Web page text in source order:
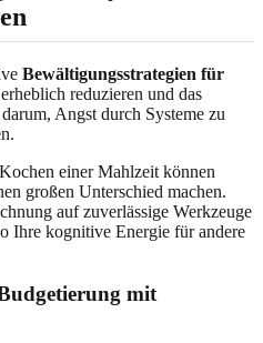
Bewältigungsstrategien für
reduzieren und das
Angst durch Systeme zu
einer Mahlzeit können
großen Unterschied machen.
auf zuverlässige Werkzeuge
Ihre kognitive Energie für andere
mit